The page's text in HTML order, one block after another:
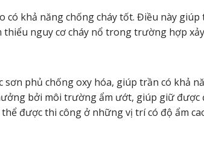
có khả năng chống cháy tốt. Điều này
nguy cơ cháy nổ trong trường hợp
phủ chống oxy hóa, giúp trần có khả
bởi môi trường ẩm ướt, giúp giữ được
được thi công ở những vị trí có độ ẩm